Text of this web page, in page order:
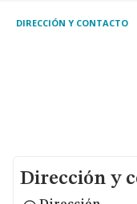
DIRECCIÓN Y CONTACTO
Dirección y